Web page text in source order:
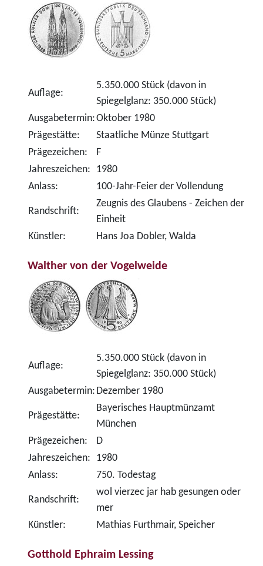
Auflage:
5.350.000 Stück (davon in
Spiegelglanz: 350.000 Stück)
Ausgabetermin:Oktober 1980
Prägestätte:
Staatliche Münze Stuttgart
Prägezeichen:
F
Jahreszeichen:
1980
Anlass:
100-Jahr-Feier der Vollendung
Randschrift:
Zeugnis des Glaubens - Zeichen der
Einheit
Künstler:
Hans Joa Dobler, Walda
Walther von der Vogelweide
Auflage:
5.350.000 Stück (davon in
Spiegelglanz: 350.000 Stück)
Ausgabetermin: Dezember 1980
Prägestätte:
Bayerisches Hauptmünzamt
München
Prägezeichen:
D
Jahreszeichen:
1980
Anlass:
750. Todestag
Randschrift:
wol vierzec jar hab gesungen oder
mer
Künstler:
Mathias Furthmair, Speicher
Gotthold Ephraim Lessing